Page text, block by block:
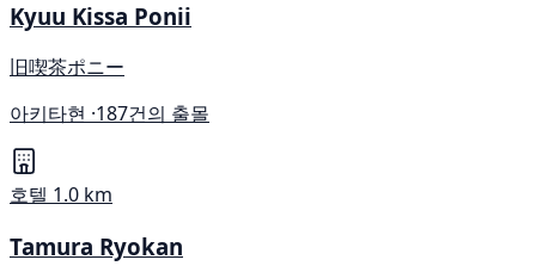
Kyuu Kissa Ponii
旧喫茶ポニー
아키타현 ·187건의 출몰
호텔 1.0 km
Tamura Ryokan